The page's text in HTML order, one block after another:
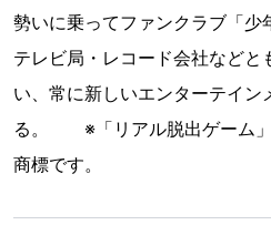
勢いに乗ってファンクラブ「少
テレビ局・レコード会社などと
い、常に新しいエンターテイン
る。 ※「リアル脱出ゲーム」
商標です。